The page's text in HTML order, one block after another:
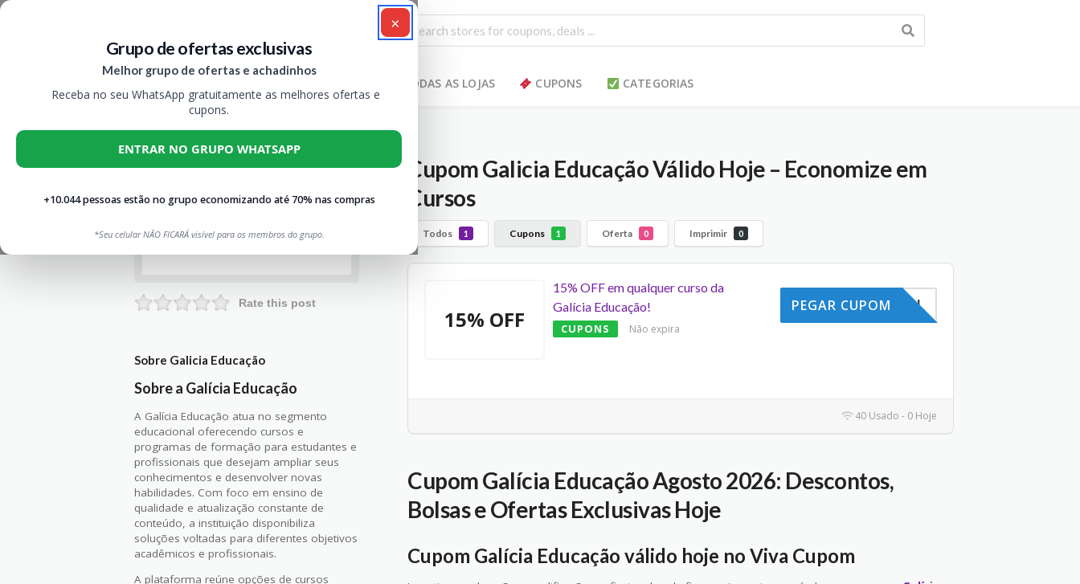
×
Grupo de ofertas exclusivas
Melhor grupo de ofertas e achadinhos
Receba no seu WhatsApp gratuitamente as melhores ofertas e
cupons.
ENTRAR NO GRUPO WHATSAPP
+10.044 pessoas estão no grupo economizando até 70% nas compras
*Seu celular NÃO FICARÁ visível para os membros do grupo.
TODAS AS LOJAS CUPONS CATEGORIAS
Cupom Galicia Educação Válido Hoje – Economize em
Cursos
Todos 1 Cupons 1 Oferta 0 Imprimir 0
15% OFF
15% OFF em qualquer curso da
Galícia Educação!
CUPONS Não expira
15GAL
PEGAR CUPOM
40 Usado - 0 Hoje
Cupom Galícia Educação Agosto 2026: Descontos,
Bolsas e Ofertas Exclusivas Hoje
Cupom Galícia Educação válido hoje no Viva Cupom
Rate this post
Sobre Galicia Educação
Sobre a Galícia Educação
A Galícia Educação atua no segmento
educacional oferecendo cursos e
programas de formação para estudantes e
profissionais que desejam ampliar seus
conhecimentos e desenvolver novas
habilidades. Com foco em ensino de
qualidade e atualização constante de
conteúdo, a instituição disponibiliza
soluções voltadas para diferentes objetivos
acadêmicos e profissionais.
A plataforma reúne opções de cursos